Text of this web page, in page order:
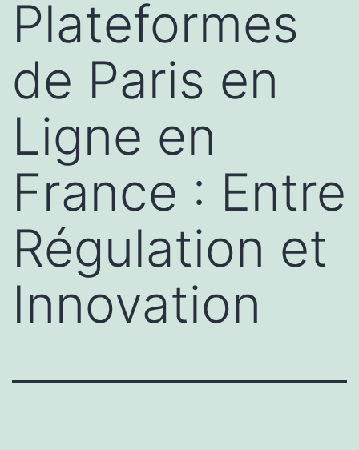
Plateformes
de Paris en
Ligne en
France : Entre
Régulation et
Innovation